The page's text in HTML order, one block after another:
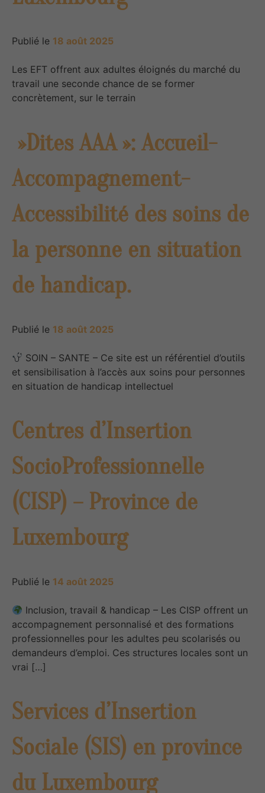
Publié le 18 août 2025
Les EFT offrent aux adultes éloignés du marché du
travail une seconde chance de se former
concrètement, sur le terrain
»Dites AAA »: Accueil-
Accompagnement-
Accessibilité des soins de
la personne en situation
de handicap.
Publié le 18 août 2025
SOIN – SANTE – Ce site est un référentiel d’outils
et sensibilisation à l’accès aux soins pour personnes
en situation de handicap intellectuel
Centres d’Insertion
SocioProfessionnelle
(CISP) – Province de
Luxembourg
Publié le 14 août 2025
Inclusion, travail & handicap – Les CISP offrent un
accompagnement personnalisé et des formations
professionnelles pour les adultes peu scolarisés ou
demandeurs d’emploi. Ces structures locales sont un
vrai […]
Services d’Insertion
Sociale (SIS) en province
du Luxembourg